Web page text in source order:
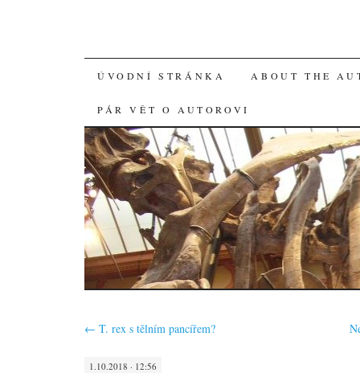
SKIP
TO
CONTENT
ÚVODNÍ STRÁNKA ABOUT THE
PÁR VĚT O AUTOROVI
← T. rex s tělním pancířem?
1.10.2018 · 12:56